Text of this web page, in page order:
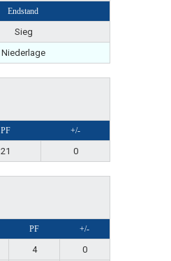
Endstand
Sieg
Niederlage
PF +/-
21 0
PF +/-
4
0